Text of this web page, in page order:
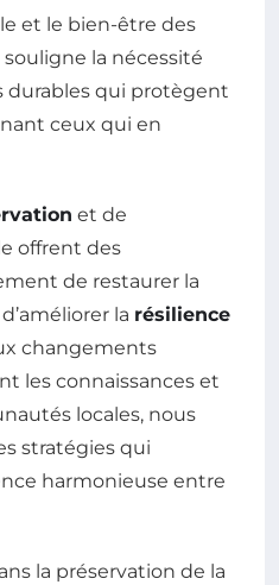
et le bien-être des
souligne la nécessité
durables qui protègent
ceux qui en
et de
offrent des
de restaurer la
la résilience
changements
les connaissances et
locales, nous
stratégies qui
harmonieuse entre
la préservation de la